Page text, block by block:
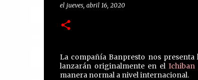
el jueves, abril 16, 2020
La compañía Banpresto nos
lanzarán originalmente en elIchiban
manera normal a nivel internacional.